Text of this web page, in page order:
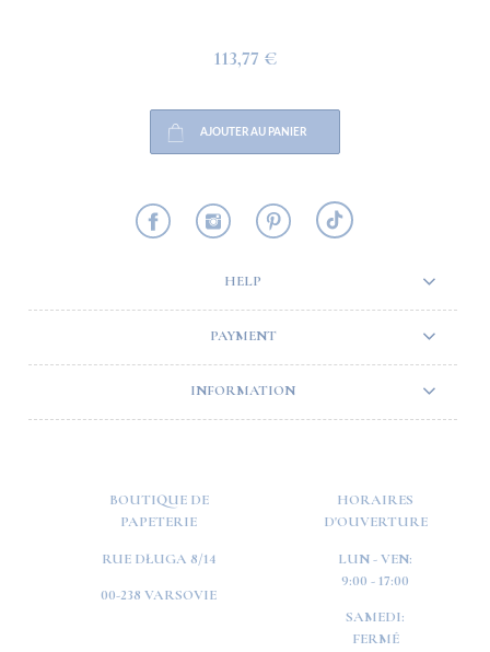
113,77 €
AJOUTER AU PANIER
HELP
PAYMENT
INFORMATION
BOUTIQUE DE
PAPETERIE
RUE DŁUGA 8/14
00-238 VARSOVIE
HORAIRES
D'OUVERTURE
LUN - VEN:
9:00 - 17:00
SAMEDI:
FERMÉ